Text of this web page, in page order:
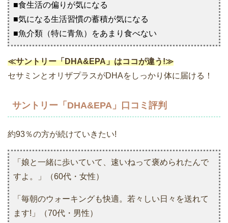
■食生活の偏りが気になる
■気になる生活習慣の蓄積が気になる
■魚介類（特に青魚）をあまり食べない
≪サントリー「DHA&EPA」はココが違う!≫
セサミンとオリザプラスがDHAをしっかり体に届ける！
サントリー「DHA&EPA」口コミ評判
約93％の方が続けていきたい!
「娘と一緒に歩いていて、速いねって褒められたんで
すよ。」（60代・女性）
「毎朝のウォーキングも快適。若々しい日々を送れて
ます!」（70代・男性）